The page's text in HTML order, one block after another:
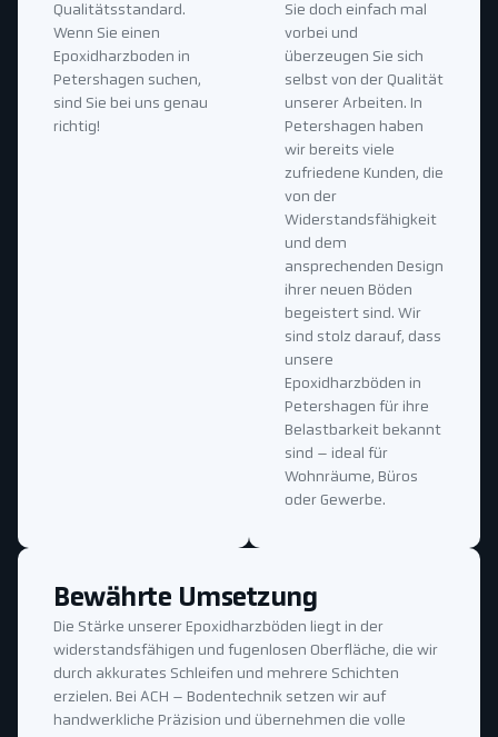
Sie doch einfach mal
vorbei und
überzeugen Sie sich
selbst von der Qualität
unserer Arbeiten. In
Petershagen haben
wir bereits viele
zufriedene Kunden, die
von der
Widerstandsfähigkeit
und dem
ansprechenden Design
ihrer neuen Böden
begeistert sind. Wir
sind stolz darauf, dass
unsere
Epoxidharzböden in
Petershagen für ihre
Belastbarkeit bekannt
sind – ideal für
Wohnräume, Büros
oder Gewerbe.
Qualitätsstandard.
Wenn Sie einen
Epoxidharzboden in
Petershagen suchen,
sind Sie bei uns genau
richtig!
Bewährte Umsetzung
Die Stärke unserer Epoxidharzböden liegt in der
widerstandsfähigen und fugenlosen Oberfläche, die wir
durch akkurates Schleifen und mehrere Schichten
erzielen. Bei ACH – Bodentechnik setzen wir auf
handwerkliche Präzision und übernehmen die volle